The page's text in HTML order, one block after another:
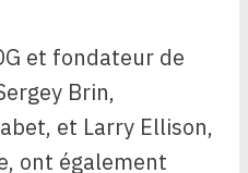
et fondateur de
Brin,
et Larry Ellison,
ont également